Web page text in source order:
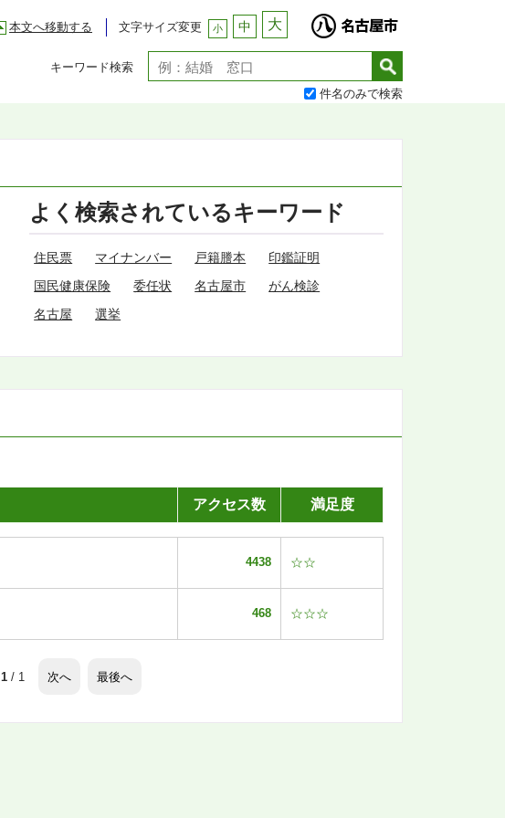
本文へ移動する 文字サイズ変更 小 中 大
キーワード検索
件名のみで検索
よく検索されているキーワード
住民票 マイナンバー 戸籍謄本
印鑑証明
国民健康保険
委任状 名古屋市
がん検診
名古屋
選挙
アクセス数 満足度
4438 ☆☆
468 ☆☆☆
1 / 1 次へ 最後へ